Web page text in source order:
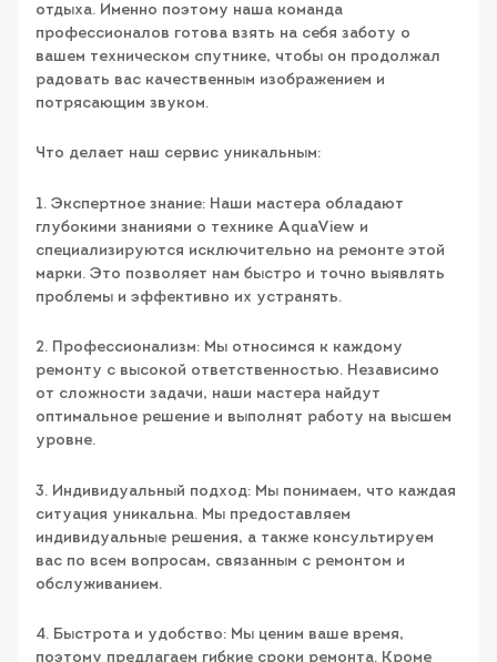
отдыха. Именно поэтому наша команда
профессионалов готова взять на себя заботу о
вашем техническом спутнике, чтобы он продолжал
радовать вас качественным изображением и
потрясающим звуком.
Что делает наш сервис уникальным:
1. Экспертное знание: Наши мастера обладают
глубокими знаниями о технике AquaView и
специализируются исключительно на ремонте этой
марки. Это позволяет нам быстро и точно выявлять
проблемы и эффективно их устранять.
2. Профессионализм: Мы относимся к каждому
ремонту с высокой ответственностью. Независимо
от сложности задачи, наши мастера найдут
оптимальное решение и выполнят работу на высшем
уровне.
3. Индивидуальный подход: Мы понимаем, что каждая
ситуация уникальна. Мы предоставляем
индивидуальные решения, а также консультируем
вас по всем вопросам, связанным с ремонтом и
обслуживанием.
4. Быстрота и удобство: Мы ценим ваше время,
поэтому предлагаем гибкие сроки ремонта. Кроме